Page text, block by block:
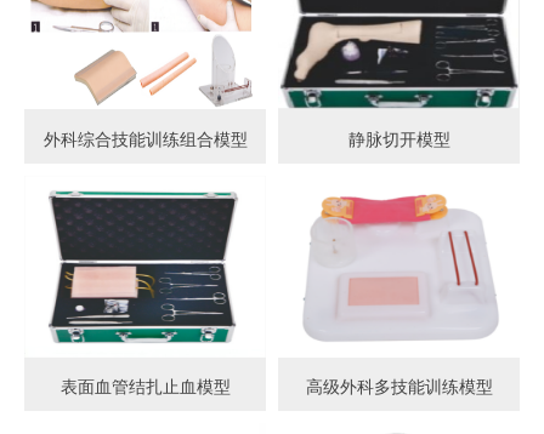
外科综合技能训练组合模型 静脉切开模型
表面血管结扎止血模型 高级外科多技能训练模型